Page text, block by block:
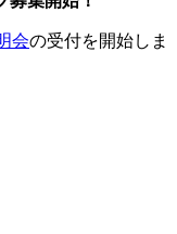
会の受付を開始しま